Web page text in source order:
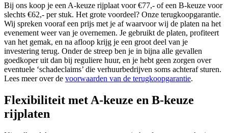
Bij ons koop je een A-keuze rijplaat voor €77,- of een B-keuze voor
slechts €62,- per stuk. Het grote voordeel? Onze terugkoopgarantie.
Wij spreken vooraf een prijs met je af waarvoor wij de platen na het
evenement weer van je overnemen. Je gebruikt de platen, profiteert
van het gemak, en na afloop krijg je een groot deel van je
investering terug. Onder de streep ben je in bijna alle gevallen
goedkoper uit dan bij reguliere huur, en je hebt geen zorgen over
eventuele ‘schadeclaims’ die verhuurbedrijven soms achteraf sturen.
Lees meer over de voorwaarden van de terugkoopgarantie.
Flexibiliteit met A-keuze en B-keuze
rijplaten